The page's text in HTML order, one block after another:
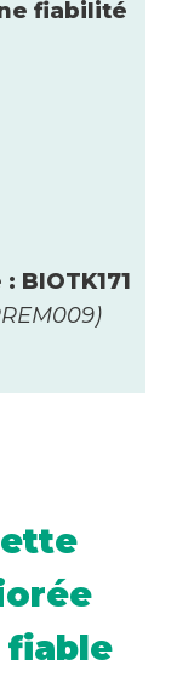
fiabilité
BIOTK171
fiable